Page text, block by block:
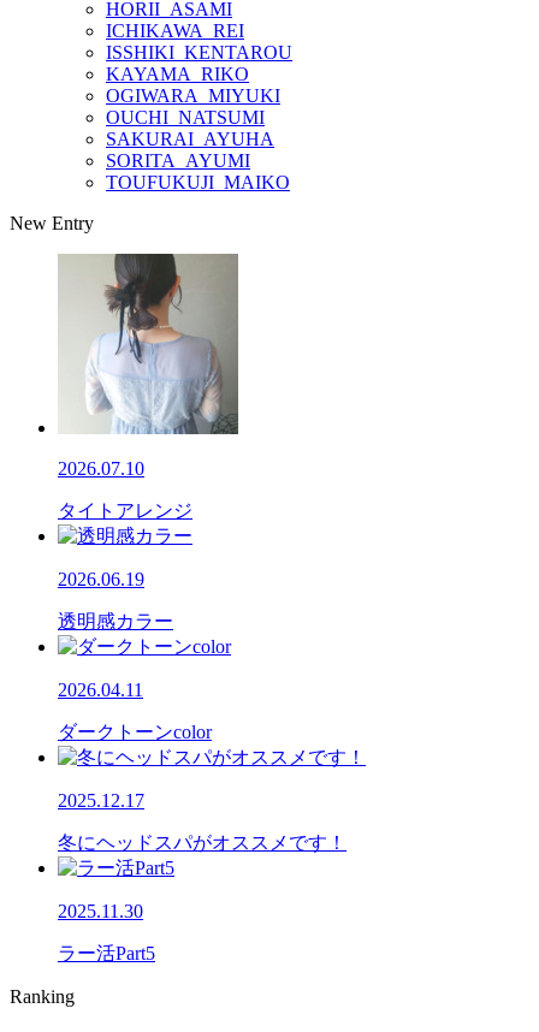
HORII_ASAMI
ICHIKAWA_REI
ISSHIKI_KENTAROU
KAYAMA_RIKO
OGIWARA_MIYUKI
OUCHI_NATSUMI
SAKURAI_AYUHA
SORITA_AYUMI
TOUFUKUJI_MAIKO
New Entry
2026.07.10
タイトアレンジ
2026.06.19
透明感カラー
2026.04.11
ダークトーンcolor
2025.12.17
冬にヘッドスパがオススメです！
2025.11.30
ラー活Part5
Ranking